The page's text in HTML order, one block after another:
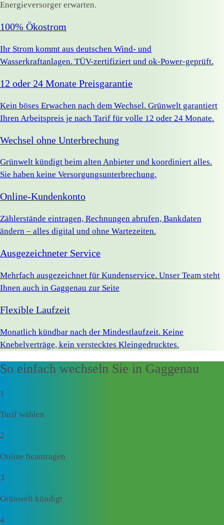
Energieversorger erwarten.
100% Ökostrom
Ihr Strom kommt aus deutschen Wind- und
Wasserkraftanlagen. TÜV-zertifiziert und ok-Power-geprüft.
12 oder 24 Monate Preisgarantie
Kein böses Erwachen nach dem Wechsel. Grünwelt garantiert
Ihren Arbeitspreis je nach Tarif für volle 12 oder 24 Monate.
Wechsel ohne Unterbrechung
Grünwelt kündigt beim alten Anbieter und koordiniert alles.
Sie haben keine Versorgungsunterbrechung.
Online-Kundenkonto
Zählerstände eintragen, Rechnungen abrufen, Bankdaten
ändern – alles digital und ohne Wartezeiten.
Ausgezeichneter Service
Mehrfach ausgezeichnet für Kundenservice. Unser Team steht
Ihnen auch in Gaggenau zur Seite
Flexible Laufzeit
Monatlich kündbar nach der Mindestlaufzeit. Keine
Knebelverträge, kein verstecktes Kleingedrucktes.
So einfach wechseln Sie in Gaggenau
1
Tarif wählen
2
Online beantragen
3
Grünwelt kündigt
4